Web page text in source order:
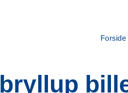
Forside
bryllup